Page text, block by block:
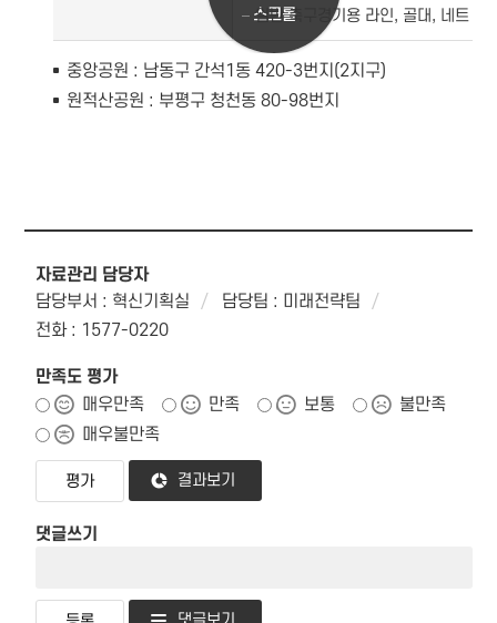
스크롤
일반 축구경기용 라인, 골대, 네트
중앙공원 : 남동구 간석1동 420-3번지(2지구)
원적산공원 : 부평구 청천동 80-98번지
자료관리 담당자
담당부서 : 혁신기획실
담당팀 : 미래전략팀
전화 : 1577-0220
만족도 평가
매우만족
만족 보통
불만족
매우불만족
결과보기
댓글쓰기